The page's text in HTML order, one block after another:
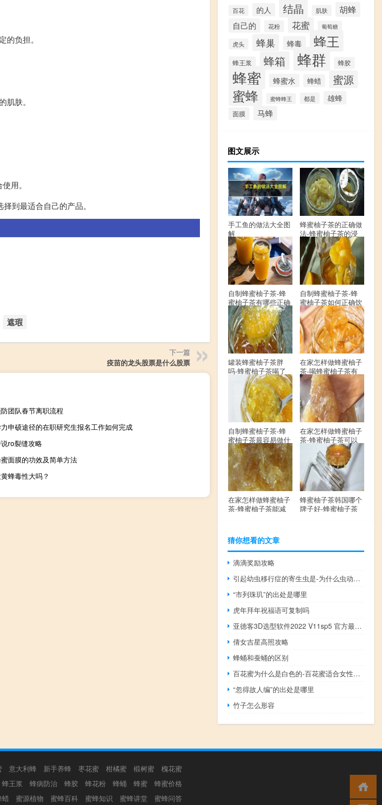
负担。
肤。
用。
到最适合自己的产品。
遮瑕
下一篇
疫苗的龙头股票是什么股票
团队春节离职流程
申硕途径的在职研究生报名工作如何完成
ro裂缝攻略
面膜的功效及简单方法
蜂毒性大吗？
百花 的人 结晶 肌肤 胡蜂
自己的 花粉 花蜜 葡萄糖
虎头 蜂巢 蜂毒 蜂王
蜂王浆 蜂箱 蜂群 蜂胶
蜂蜜 蜂蜜水 蜂蜡 蜜源
蜜蜂 蜜蜂蜂王 都是 雄蜂
面膜 马蜂
图文展示
手工鱼的做法大全图
解
蜂蜜柚子茶的正确做
法-蜂蜜柚子茶的浸
泡方法有哪些？
自制蜂蜜柚子茶-蜂
蜜柚子茶有哪些正确
的做法？
自制蜂蜜柚子茶-蜂
蜜柚子茶如何正确饮
用？
罐装蜂蜜柚子茶胖
吗-蜂蜜柚子茶喝了
会发胖吗？
在家怎样做蜂蜜柚子
茶-喝蜂蜜柚子茶有
哪些禁忌？
自制蜂蜜柚子茶-蜂
蜜柚子茶最容易做什
么？
在家怎样做蜂蜜柚子
茶-蜂蜜柚子茶可以
解酒吗？
在家怎样做蜂蜜柚子
茶-蜂蜜柚子茶能减
蜂蜜柚子茶韩国哪个
牌子好-蜂蜜柚子茶
猜你想看的文章
滴滴奖励攻略
引起幼虫移行症的寄生虫是-为什么虫动针不能清除幼虫？
“市列珠玑”的出处是哪里
虎年拜年祝福语可复制吗
亚德客3D选型软件2022 V11sp5 官方最新版（亚德客3D选型软件2022 V11sp5 官方最新版功能简介）
倩女吉星高照攻略
蜂蛹和蚕蛹的区别
百花蜜为什么是白色的-百花蜜适合女性饮用吗？
“忽得故人编”的出处是哪里
竹子怎么形容
意大利蜂 新手养蜂 枣花蜜 柑橘蜜 椴树蜜
槐花蜜
蜂王浆 蜂病防治 蜂胶 蜂花粉 蜂蛹 蜂蜜
蜂蜜价格
蜡 蜜源植物 蜜蜂百科 蜜蜂知识 蜜蜂讲堂 蜜蜂问答